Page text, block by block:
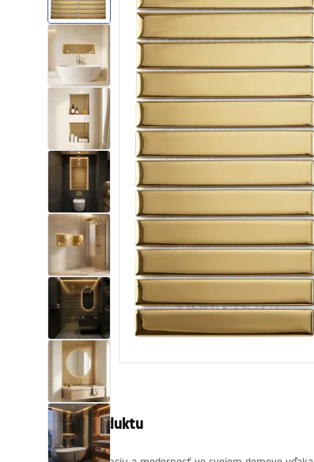
Sprchové vaničky
Sprchové žľaby
Sanitárna keramika
Vaňa so zástenou
Batérie
Sprchy
Kúpeľňové doplnky a nábytok
Popis produktu